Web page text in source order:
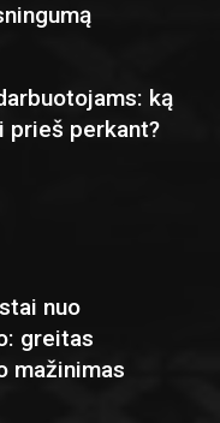
ką
prieš perkant?
nuo
greitas
mažinimas